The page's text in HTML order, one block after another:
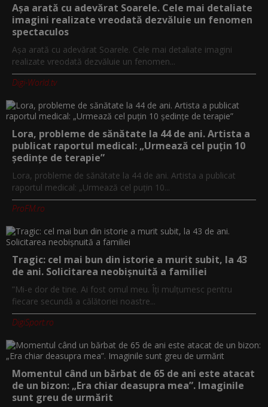
Așa arată cu adevărat Soarele. Cele mai detaliate
imagini realizate vreodată dezvăluie un fenomen
spectaculos
Așa arată cu adevărat Soarele. Cele mai detaliate imagini
realizate vreodată dezvăluie un fenomen...
Digi-World.tv
Lora, probleme de sănătate la 44 de ani. Artista a
publicat raportul medical: „Urmează cel puțin 10
ședințe de terapie”
Lora, probleme de sănătate la 44 de ani. Artista a publicat
raportul medical: „Urmează cel puțin 10...
ProFM.ro
Tragic: cel mai bun din istorie a murit subit, la 43
de ani. Solicitarea neobișnuită a familiei
”Mi-e dor de tine. Ai fost omul meu. Îți mulțumesc pentru
fiecare secundă a călătoriei noastre...
DigiSport.ro
Momentul când un bărbat de 65 de ani este atacat
de un bizon: „Era chiar deasupra mea”. Imaginile
sunt greu de urmărit